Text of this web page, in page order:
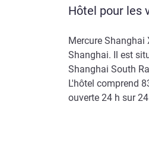
Hôtel pour les
Mercure Shanghai
Shanghai. Il est
Shanghai South
L'hôtel comprend
ouverte 24 h sur